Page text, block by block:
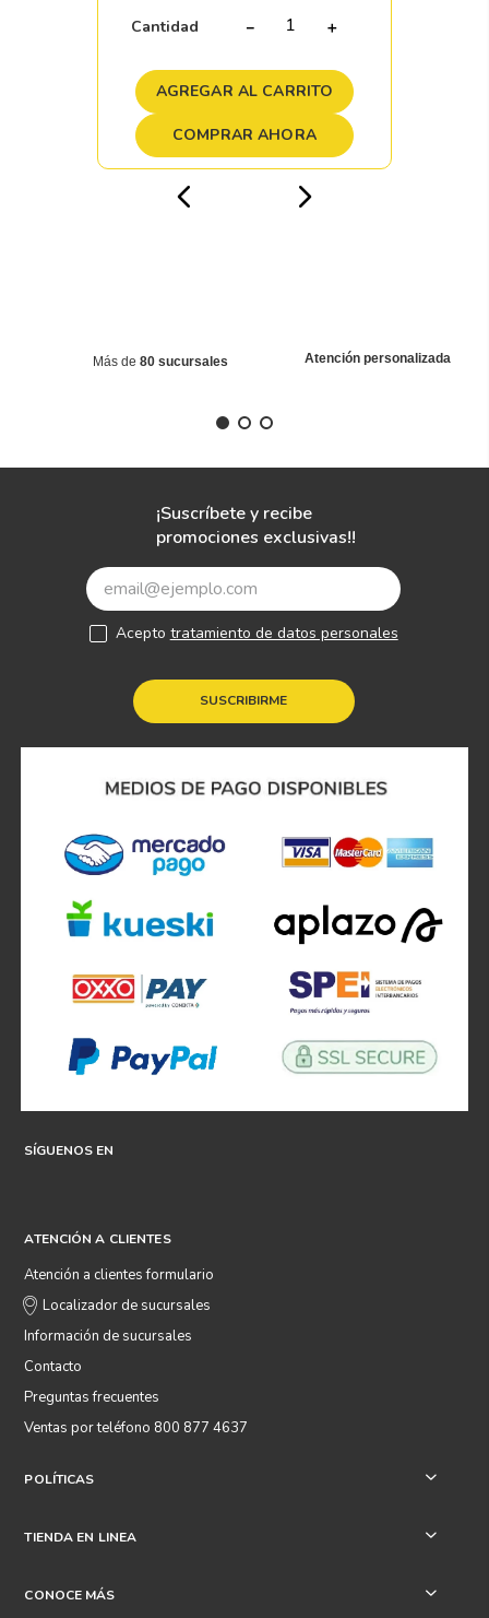
Cantidad ＋
－
AGREGAR AL CARRITO
COMPRAR AHORA
Más de 80 sucursales Atención personalizada
¡Suscríbete y recibe
promociones exclusivas!!
SUSCRIBIRME
Acepto tratamiento de datos personales
SÍGUENOS EN
ATENCIÓN A CLIENTES
Atención a clientes formulario
Localizador de sucursales
Información de sucursales
Contacto
Preguntas frecuentes
Ventas por teléfono 800 877 4637
POLÍTICAS +
TIENDA EN LINEA +
CONOCE MÁS +